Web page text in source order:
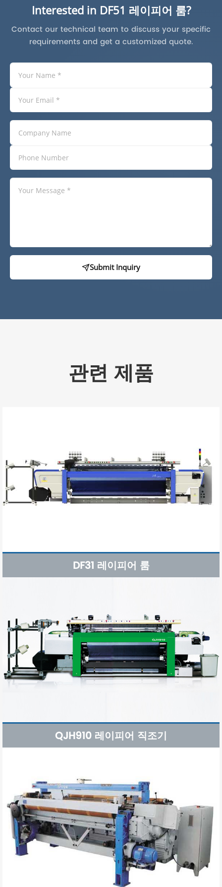
Interested in DF51 레이피어 룸?
Contact our technical team to discuss your specific
requirements and get a customized quote.
Submit Inquiry
관련 제품
DF31 레이피어 룸
QJH910 레이피어 직조기